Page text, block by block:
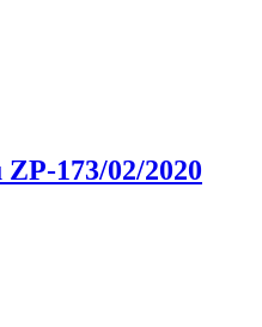
173/02/2020